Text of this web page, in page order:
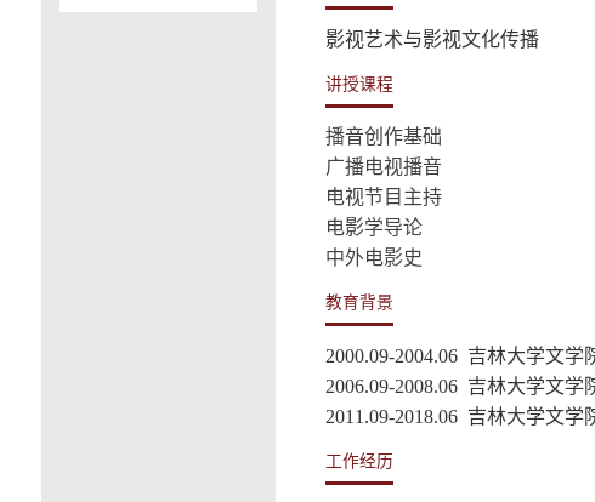
影视艺术与影视文化传播
讲授课程
播音创作基础
广播电视播音
电视节目主持
电影学导论
中外电影史
教育背景
2000.09-2004.06 吉林大学文学
2006.09-2008.06 吉林大学文学
2011.09-2018.06 吉林大学文学
工作经历